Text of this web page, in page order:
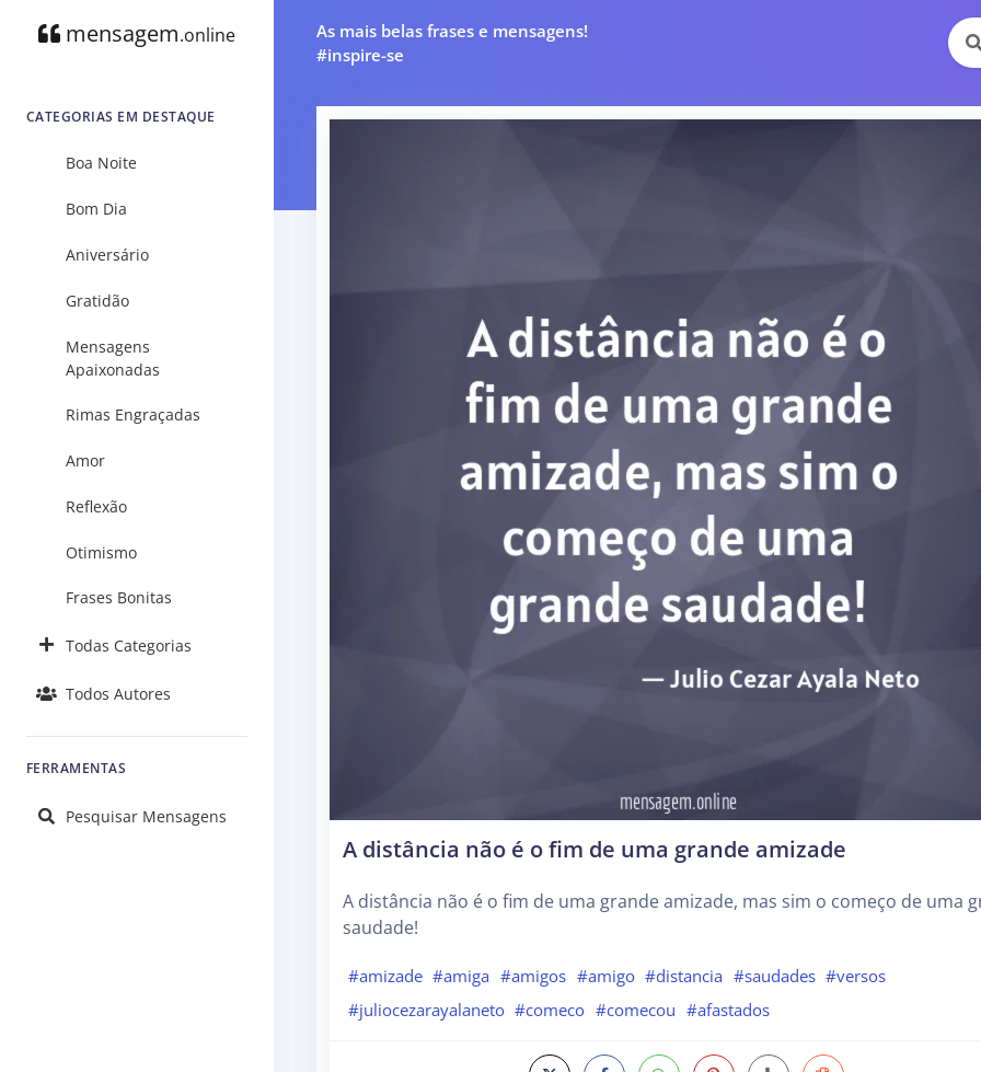
mensagem.online
CATEGORIAS EM DESTAQUE
Boa Noite
Bom Dia
Aniversário
Gratidão
Mensagens
Apaixonadas
Rimas Engraçadas
Amor
Reflexão
Otimismo
Frases Bonitas
Todas Categorias
Todos Autores
FERRAMENTAS
Pesquisar Mensagens
As mais belas frases e mensagens!
#inspire-se
A distância não é o fim de uma grande amizade
A distância não é o fim de uma grande amizade, mas sim o começo de uma
saudade!
#amizade #amiga #amigos #amigo #distancia #saudades #versos
#juliocezarayalaneto #comeco #comecou #afastados